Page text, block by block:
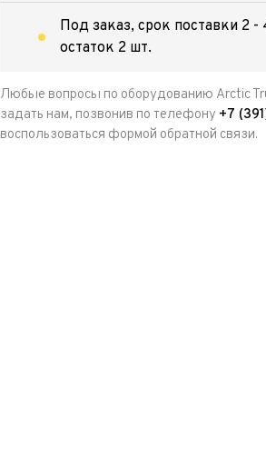
Под заказ, срок поставки 2 -
остаток 2 шт.
Любые вопросы по оборудованию Arctic
задать нам, позвонив по телефону +7
воспользоваться формой обратной связи.